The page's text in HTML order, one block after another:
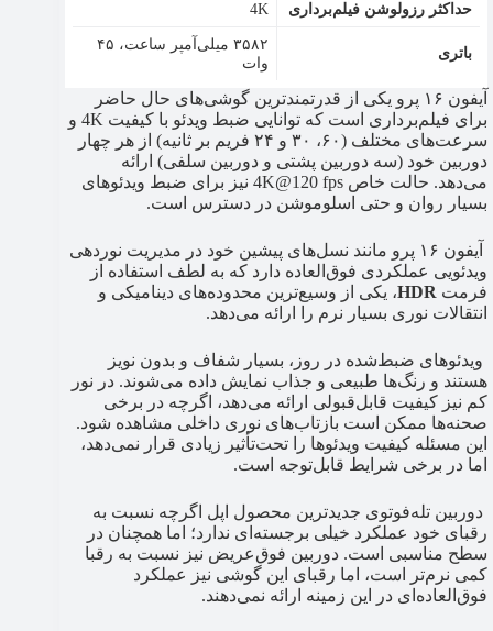
حداکثر رزولوشن فیلم‌برداری
4K
باتری
۳۵۸۲ میلی‌آمپر ساعت، ۴۵
وات
آیفون ۱۶ پرو یکی از قدرتمندترین گوشی‌های حال حاضر
برای فیلم‌برداری است که توانایی ضبط ویدئو با کیفیت 4K و
سرعت‌های مختلف (۶۰، ۳۰ و ۲۴ فریم بر ثانیه) از هر چهار
دوربین خود (سه دوربین پشتی و دوربین سلفی) ارائه
می‌دهد. حالت خاص 4K@120 fps نیز برای ضبط ویدئوهای
بسیار روان و حتی اسلوموشن در دسترس است.
آیفون ۱۶ پرو مانند نسل‌های پیشین خود در مدیریت نوردهی
ویدئویی عملکردی فوق‌العاده دارد که به لطف استفاده از
فرمت HDR، یکی از وسیع‌ترین محدوده‌های دینامیکی و
انتقالات نوری بسیار نرم را ارائه می‌دهد.
ویدئوهای ضبط‌شده در روز، بسیار شفاف و بدون نویز
هستند و رنگ‌ها طبیعی و جذاب نمایش داده می‌شوند. در نور
کم نیز کیفیت قابل‌قبولی ارائه می‌دهد، اگرچه در برخی
صحنه‌ها ممکن است بازتاب‌های نوری داخلی مشاهده شود.
این مسئله کیفیت ویدئوها را تحت‌تأثیر زیادی قرار نمی‌دهد،
اما در برخی شرایط قابل‌توجه است.
دوربین تله‌فوتوی جدیدترین محصول اپل اگرچه نسبت به
رقبای خود عملکرد خیلی برجسته‌ای ندارد؛ اما همچنان در
سطح مناسبی است. دوربین فوق‌عریض نیز نسبت به رقبا
کمی نرم‌تر است، اما رقبای این گوشی نیز عملکرد
فوق‌العاده‌ای در این زمینه ارائه نمی‌دهند.